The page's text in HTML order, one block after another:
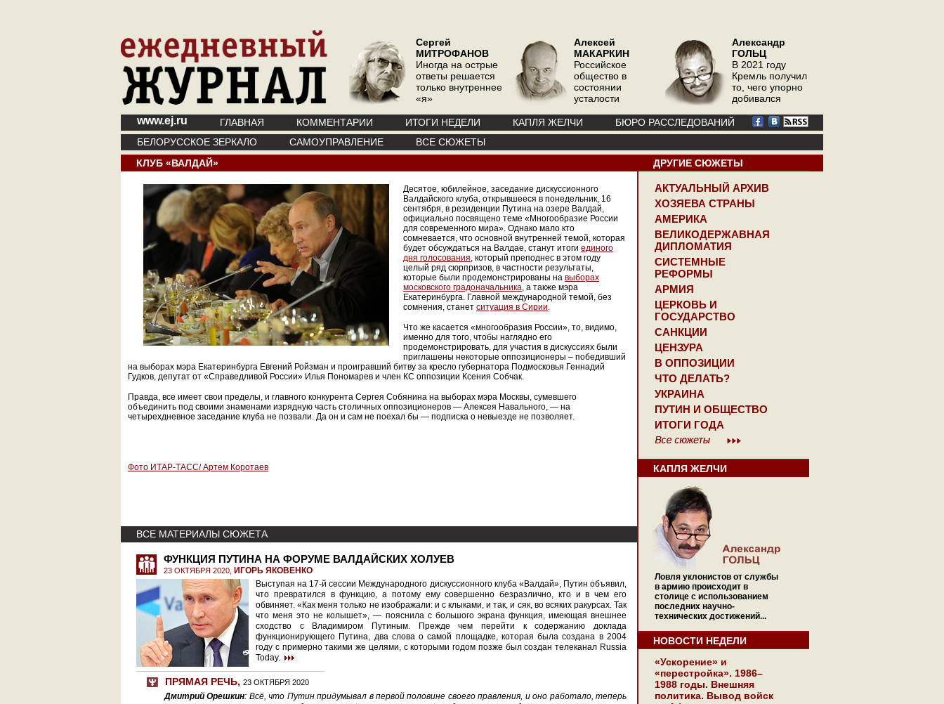
Сергей
МИТРОФАНОВ
Иногда на острые
ответы решается
только внутреннее
«я»
Алексей
МАКАРКИН
Российское
общество в
состоянии
усталости
Александр
ГОЛЬЦ
В 2021 году
Кремль получил
то, чего упорно
добивался
www.ej.ru ГЛАВНАЯ КОММЕНТАРИИ ИТОГИ НЕДЕЛИ КАПЛЯ ЖЕЛЧИ
БЮРО РАССЛЕДОВАНИЙ
БЕЛОРУССКОЕ ЗЕРКАЛО
САМОУПРАВЛЕНИЕ
ВСЕ СЮЖЕТЫ
КЛУБ «ВАЛДАЙ»
Десятое, юбилейное, заседание дискуссионного
Валдайского клуба, открывшееся в понедельник, 16
сентября, в резиденции Путина на озере Валдай,
официально посвящено теме «Многообразие России
для современного мира». Однако мало кто
сомневается, что основной внутренней темой, которая
будет обсуждаться на Валдае, станут итоги единого
дня голосования, который преподнес в этом году
целый ряд сюрпризов, в частности результаты,
которые были продемонстрированы на выборах
московского градоначальника, а также мэра
Екатеринбурга. Главной международной темой, без
сомнения, станет ситуация в Сирии.
Что же касается «многообразия России», то, видимо,
именно для того, чтобы наглядно его
продемонстрировать, для участия в дискуссиях были
приглашены некоторые оппозиционеры – победивший
на выборах мэра Екатеринбурга Евгений Ройзман и проигравший битву за кресло губернатора Подмосковья Геннадий
Гудков, депутат от «Справедливой России» Илья Пономарев и член КС оппозиции Ксения Собчак.
Правда, все имеет свои пределы, и главного конкурента Сергея Собянина на выборах мэра Москвы, сумевшего
объединить под своими знаменами изрядную часть столичных оппозиционеров — Алексея Навального, — на
четырехдневное заседание клуба не позвали. Да он и сам не поехал бы — подписка о невыезде не позволяет.
Фото ИТАР-ТАСС/ Артем Коротаев
ВСЕ МАТЕРИАЛЫ СЮЖЕТА
ФУНКЦИЯ ПУТИНА НА ФОРУМЕ ВАЛДАЙСКИХ ХОЛУЕВ
23 ОКТЯБРЯ 2020,
ИГОРЬ ЯКОВЕНКО
Выступая на 17-й сессии Международного дискуссионного клуба «Валдай», Путин объявил,
что превратился в функцию, а потому ему совершенно безразлично, кто и в чем его
обвиняет. «Как меня только не изображали: и с клыками, и так, и сяк, во всяких ракурсах. Так
что меня это не колышет», — пояснила с большого экрана функция, имеющая внешнее
сходство с Владимиром Путиным. Прежде чем перейти к содержанию доклада
функционирующего Путина, два слова о самой площадке, которая была создана в 2004
году с примерно такими же целями, с которыми годом позже был создан телеканал Russia
Today.
ПРЯМАЯ РЕЧЬ, 23 ОКТЯБРЯ 2020
Дмитрий Орешкин: Всё, что Путин придумывал в первой половине своего правления, и оно работало, теперь
ДРУГИЕ СЮЖЕТЫ
АКТУАЛЬНЫЙ АРХИВ
ХОЗЯЕВА СТРАНЫ
АМЕРИКА
ВЕЛИКОДЕРЖАВНАЯ
ДИПЛОМАТИЯ
СИСТЕМНЫЕ
РЕФОРМЫ
АРМИЯ
ЦЕРКОВЬ И
ГОСУДАРСТВО
САНКЦИИ
ЦЕНЗУРА
В ОППОЗИЦИИ
ЧТО ДЕЛАТЬ?
УКРАИНА
ПУТИН И ОБЩЕСТВО
ИТОГИ ГОДА
КАПЛЯ ЖЕЛЧИ
Ловля уклонистов от службы
в армию происходит в
столице с использованием
последних научно-
технических достижений...
НОВОСТИ НЕДЕЛИ
«Ускорение» и
«перестройка». 1986–
1988 годы. Внешняя
политика. Вывод войск